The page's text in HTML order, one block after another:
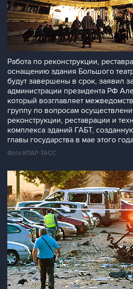
Работа по реконструкции,
оснащению здания Большого
будут завершены в срок, заявил
администрации президента РФ
который возглавляет
группу по вопросам
реконструкции, реставрации и
комплекса зданий ГАБТ,
главы государства в мае этого
Фото ИТАР-ТАСС